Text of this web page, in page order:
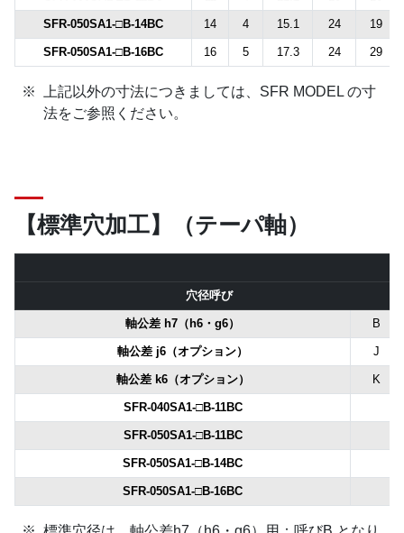
SFR-050SA1-□B-14BC 14 4 15.1 24 19
SFR-050SA1-□B-16BC 16 5 17.3 24 29
上記以外の寸法につきましては、SFR MODEL の寸
法をご参照ください。
【標準穴加工】（テーパ軸）
穴径呼び
軸公差 h7（h6・g6） B
軸公差 j6（オプション） J
軸公差 k6（オプション） K
SFR-040SA1-□B-11BC
SFR-050SA1-□B-11BC
SFR-050SA1-□B-14BC
SFR-050SA1-□B-16BC